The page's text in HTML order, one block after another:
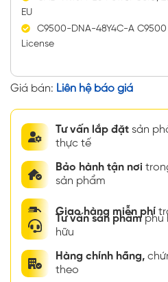
EU
C9500-DNA-48Y4C-A
License
Giá bán: Liên hệ báo giá
Tư vấn lắp đặt sản
thực tế
Bảo hành tận nơi
sản phẩm
Giao hàng miễn phí
Tư vấn sản phẩmphù
hữu
Hàng chính hãng,
theo